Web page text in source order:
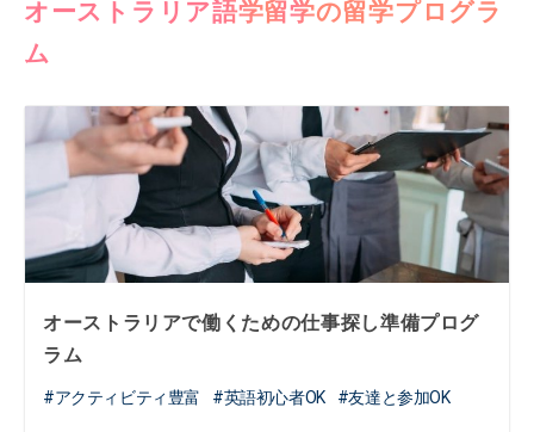
オーストラリア語学留学の留学プログラ
ム
オーストラリアで働くための仕事探し準備プログ
ラム
アクティビティ豊富 英語初心者OK 友達と参加OK